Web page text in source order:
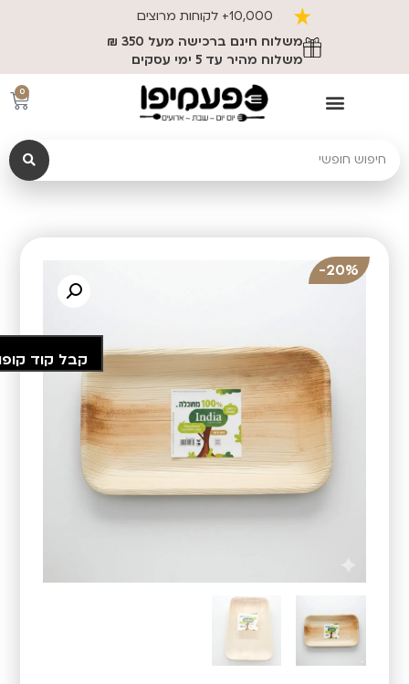
10,000+ לקוחות מרוצים
משלוח חינם ברכישה מעל 350 ₪
משלוח מהיר עד 5 ימי עסקים
0
20%-
קבל קוד